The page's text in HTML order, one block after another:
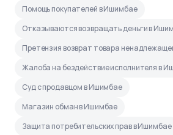
Помощь покупателей в Ишимбае
Отказываются возвращать деньги в
Претензия возврат товара
Жалоба на бездействие исполнителя в
Суд с продавцом в Ишимбае
Магазин обман в Ишимбае
Защита потребительских прав в Ишимбае